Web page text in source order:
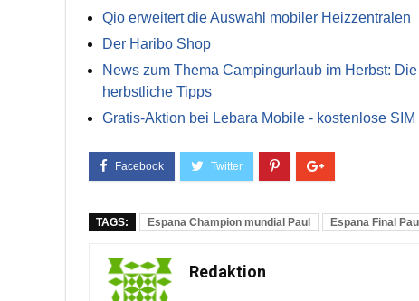
Qio erweitert die Auswahl mobiler Heizzentralen
Der Haribo Shop
News zum Thema Campingurlaub im Herbst:
herbstliche Tipps
Gratis-Aktion bei Lebara Mobile - kostenlose
TAGS: Espana Champion mundial Paul Espana Final Paul
Redaktion